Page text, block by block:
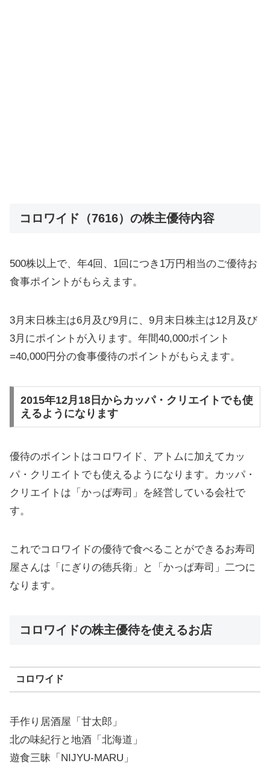
コロワイド（7616）の株主優待内容
500株以上で、年4回、1回につき1万円相当のご優待お
食事ポイントがもらえます。
3月末日株主は6月及び9月に、9月末日株主は12月及び
3月にポイントが入ります。年間40,000ポイント
=40,000円分の食事優待のポイントがもらえます。
2015年12月18日からカッパ・クリエイトでも使
えるようになります
優待のポイントはコロワイド、アトムに加えてカッ
パ・クリエイトでも使えるようになります。カッパ・
クリエイトは「かっぱ寿司」を経営している会社で
す。
これでコロワイドの優待で食べることができるお寿司
屋さんは「にぎりの徳兵衛」と「かっぱ寿司」二つに
なります。
コロワイドの株主優待を使えるお店
コロワイド
手作り居酒屋「甘太郎」
北の味紀行と地酒「北海道」
遊食三昧「NIJYU-MARU」